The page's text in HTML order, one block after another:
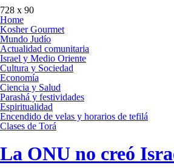
728 x 90
Home
Kosher Gourmet
Mundo Judío
Actualidad comunitaria
Israel y Medio Oriente
Cultura y Sociedad
Economía
Ciencia y Salud
Parashá y festividades
Espiritualidad
Encendido de velas y horarios de tefilá
Clases de Torá
La ONU no creó